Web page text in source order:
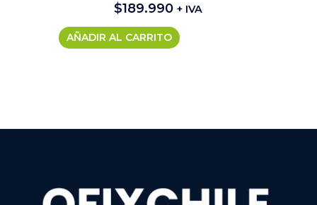
$189.990 + IVA
AÑADIR AL CARRITO